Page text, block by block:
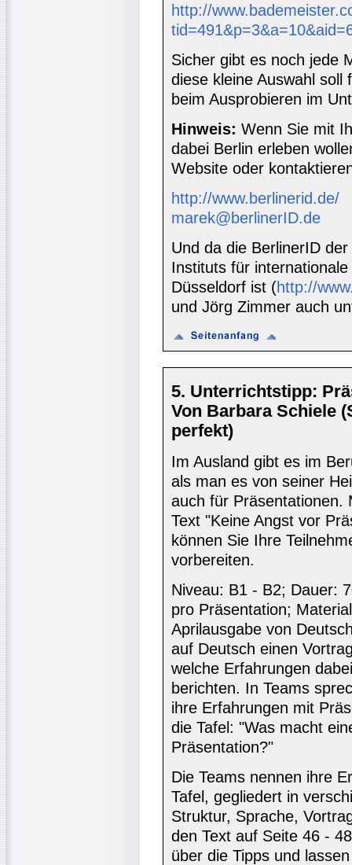
http://
Sicher gibt es noch jede
diese kleine Auswahl soll
beim Ausprobieren im
Hinweis: Wenn Sie mit
dabei Berlin erleben
Website oder
http://www.berlinerid.de/
marek@berlinerID.de
Und da die BerlinerID
Instituts für
Düsseldorf ist (http://
und Jörg Zimmer auch
5. Unterrichtstipp:
Von Barbara Schiele
perfekt)
Im Ausland gibt es im
als man es von seiner
auch für Präsentationen.
Text "Keine Angst vor
können Sie Ihre
vorbereiten.
Niveau: B1 - B2; Dauer:
pro Präsentation;
Aprilausgabe von
auf Deutsch einen
welche Erfahrungen
berichten. In Teams
ihre Erfahrungen mit
die Tafel: "Was macht
Präsentation?"
Die Teams nennen ihre
Tafel, gegliedert in
Struktur, Sprache,
den Text auf Seite 46 -
über die Tipps und